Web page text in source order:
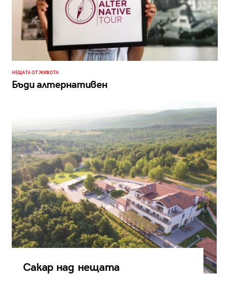
НЕЩАТА ОТ ЖИВОТА
Бъди алтернативен
Сакар над нещата